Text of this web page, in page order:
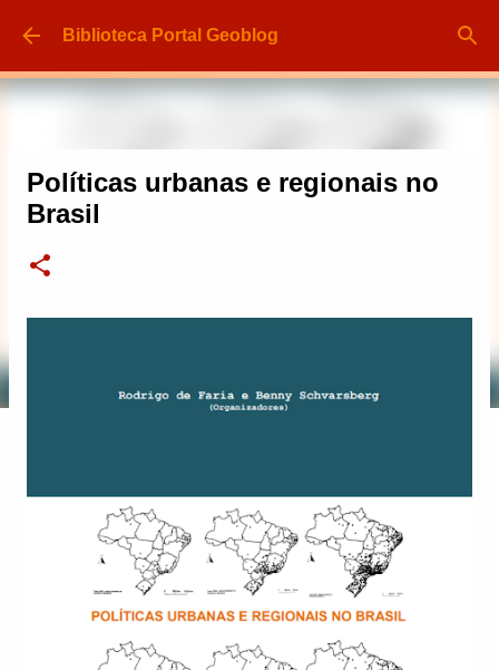
Pular para o conteúdo principal
Biblioteca Portal Geoblog
Políticas urbanas e regionais no
Brasil